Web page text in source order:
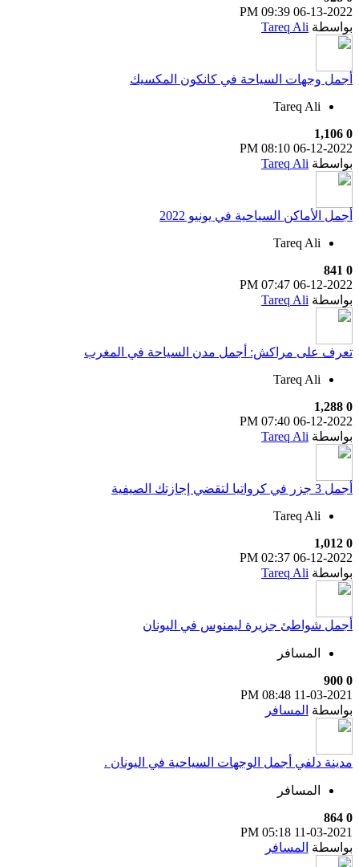
06-13-2022
09:39 PM
بواسطة Tareq Ali
أجمل وجهات السياحة في كانكون المكسيك
Tareq Ali
0
1,106
06-12-2022
08:10 PM
بواسطة Tareq Ali
أجمل الأماكن السياحية في يونيو 2022
Tareq Ali
0
841
06-12-2022
07:47 PM
بواسطة Tareq Ali
تعرف على مراكش: أجمل مدن السياحة في المغرب
Tareq Ali
0
1,288
06-12-2022
07:40 PM
بواسطة Tareq Ali
أجمل 3 جزر في كرواتيا لتقضي إجازتك الصيفية
Tareq Ali
0
1,012
06-12-2022
02:37 PM
بواسطة Tareq Ali
أجمل شواطئ جزيرة ليمنوس في اليونان
المسافر
0
900
11-03-2021
08:48 PM
بواسطة المسافر
مدينة دلفي أجمل الوجهات السياحية في اليونان .
المسافر
0
864
11-03-2021
05:18 PM
بواسطة المسافر